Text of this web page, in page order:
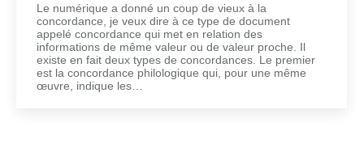
Le numérique a donné un coup de vieux à la
concordance, je veux dire à ce type de document
appelé concordance qui met en relation des
informations de même valeur ou de valeur proche. Il
existe en fait deux types de concordances. Le premier
est la concordance philologique qui, pour une même
œuvre, indique les…